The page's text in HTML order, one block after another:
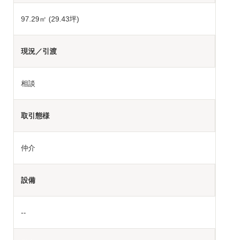
97.29㎡ (29.43坪)
現況／引渡
相談
取引態様
仲介
設備
--